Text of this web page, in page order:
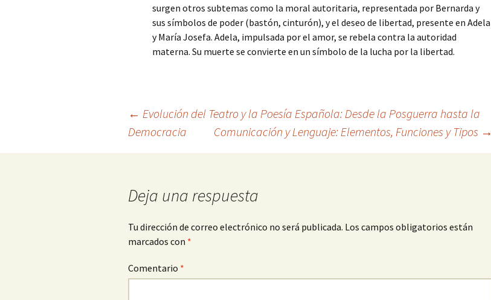
surgen otros subtemas como la moral autoritaria, representada por Bernarda y
sus símbolos de poder (bastón, cinturón), y el deseo de libertad, presente en Adela
y María Josefa. Adela, impulsada por el amor, se rebela contra la autoridad
materna. Su muerte se convierte en un símbolo de la lucha por la libertad.
Navegación
de
← Evolución del Teatro y la Poesía Española: Desde la Posguerra hasta la
Democracia
Comunicación y Lenguaje: Elementos, Funciones y Tipos →
Deja una respuesta
Tu dirección de correo electrónico no será publicada. Los campos obligatorios están
marcados con *
Comentario *